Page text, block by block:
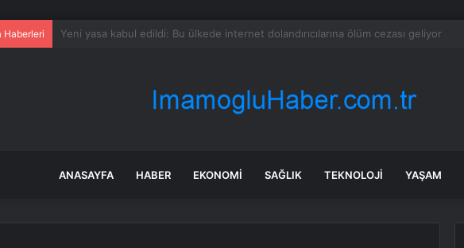
Haberleri Aziz Yıldırım’dan Fenerbahçe İçin Plan
ANASAYFA HABER EKONOMI SAĞLIK TEKNOLOJI YAŞAM